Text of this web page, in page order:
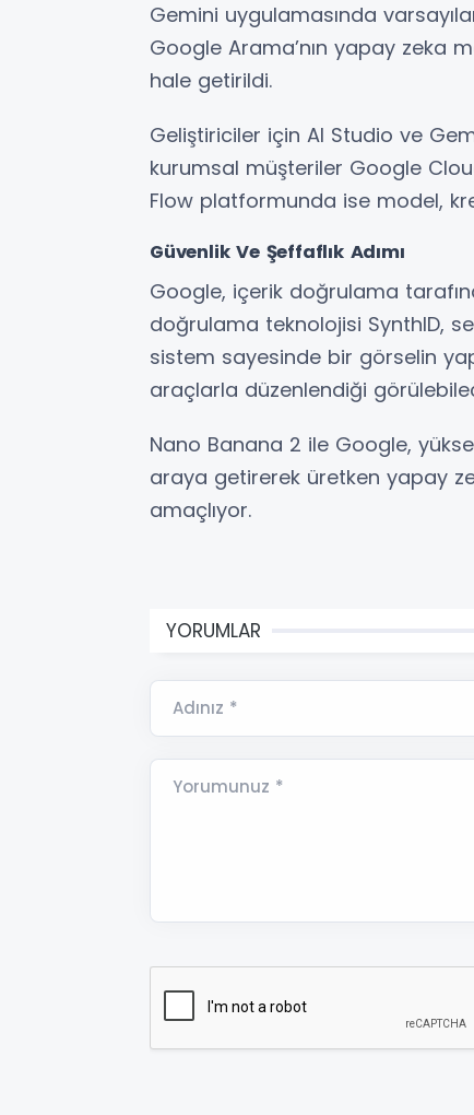
Gemini uygulamasında
Google Arama’nın yapay zeka
hale getirildi.
Geliştiriciler için AI Studio ve
kurumsal müşteriler Google
Flow platformunda ise model,
Güvenlik Ve Şeffaflık Adımı
Google, içerik doğrulama
doğrulama teknolojisi SynthID,
sistem sayesinde bir görselin
araçlarla düzenlendiği
Nano Banana 2 ile Google,
araya getirerek üretken yapay
amaçlıyor.
YORUMLAR
Adınız *
Yorumunuz *